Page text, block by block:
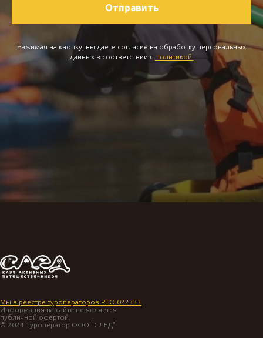
Отправить
Нажимая на кнопку, вы даете согласие на обработку персональных
данных в соответствии с Политикой
Мы в реестре туроператоров РТО 022333
Информация на сайте не является
публичной офертой.
© 2024 Туроператор ООО "СЛЕД"